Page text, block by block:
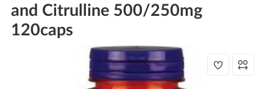
and Citrulline 500/250mg
120caps